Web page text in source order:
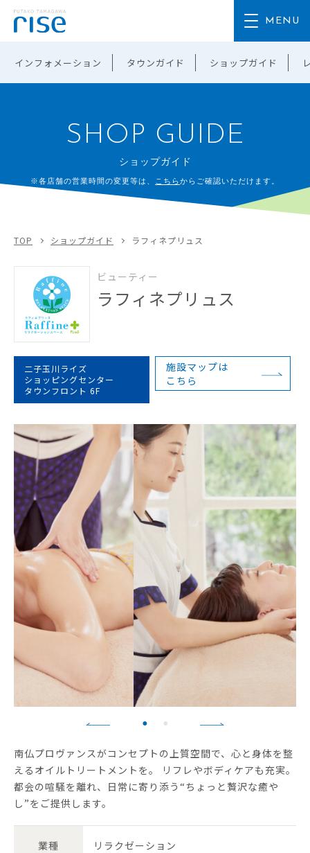
インフォメーション タウンガイド ショップガイド
SHOP GUIDE
ショップガイド
※各店舗の営業時間の変更等は、 こちらからご確認いただけます。
TOP ショップガイド ラフィネプリュス
ビューティー
ラフィネプリュス
二子玉川ライズ
ショッピングセンター
タウンフロント 6F
施設マップは
こちら
南仏プロヴァンスがコンセプトの上質空間で、心と身体を整
えるオイルトリートメントを。 リフレやボディケアも充実。
都会の喧騒を離れ、日常に寄り添う“ちょっと贅沢な癒や
し”をご提供します。
業種 リラクゼーション